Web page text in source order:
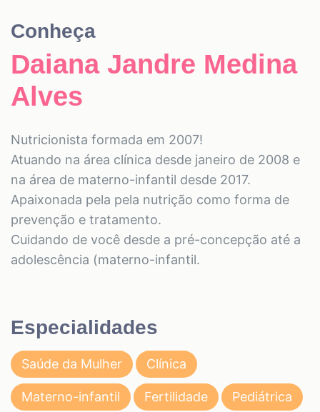
Conheça
Daiana Jandre Medina
Alves
Nutricionista formada em 2007!
Atuando na área clínica desde janeiro de 2008 e
na área de materno-infantil desde 2017.
Apaixonada pela pela nutrição como forma de
prevenção e tratamento.
Cuidando de você desde a pré-concepção até a
adolescência (materno-infantil.
Especialidades
Saúde da Mulher Clínica
Materno-infantil Fertilidade Pediátrica